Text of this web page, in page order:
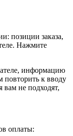
позиции заказа,
Нажмите
информацию
повторить к вводу
вам не подходят,
оплаты: